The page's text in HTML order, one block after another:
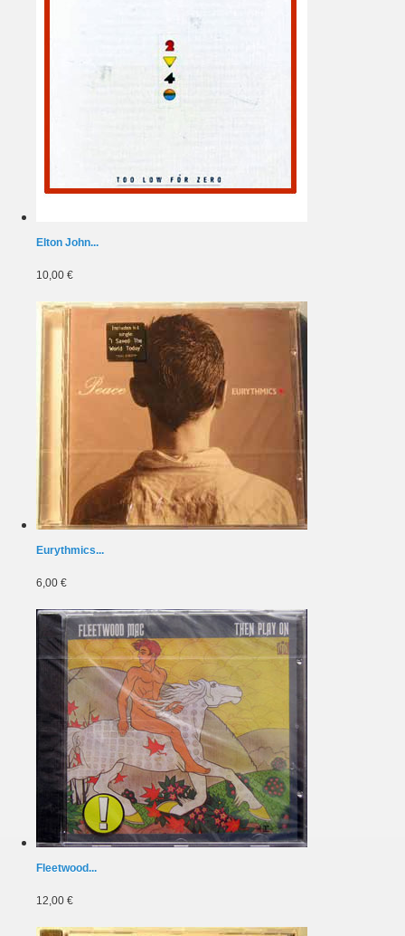
Elton John...
10,00 €
Eurythmics...
6,00 €
Fleetwood...
12,00 €